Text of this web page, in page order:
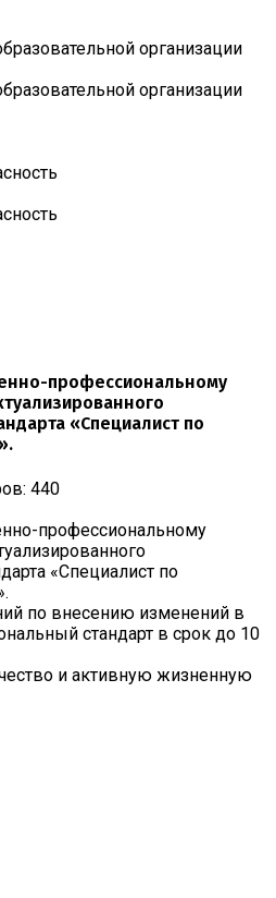
организации
организации
профессиональному
«Специалист по
440
профессиональному
«Специалист по
по внесению изменений в
стандарт в срок до 10
и активную жизненную